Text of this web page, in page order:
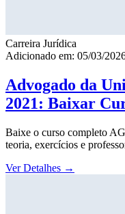
Carreira Jurídica
Adicionado em: 05/03/
Advogado da
2021: Baixar
Baixe o curso completo
teoria, exercícios e
Ver Detalhes →